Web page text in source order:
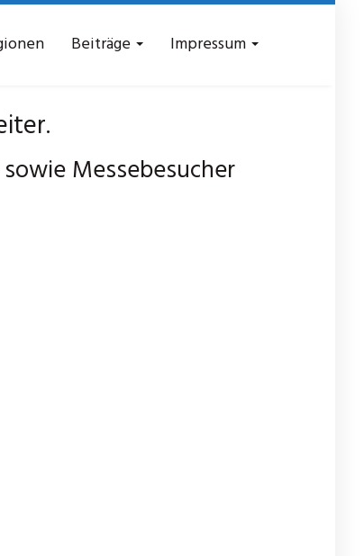
Beiträge Impressum
Messebesucher